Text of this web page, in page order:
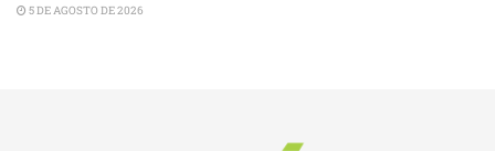
5 DE AGOSTO DE 2026